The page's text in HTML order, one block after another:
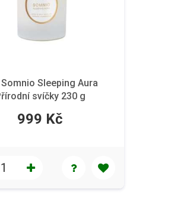
Sleeping Aura
svíčky 230 g
999 Kč